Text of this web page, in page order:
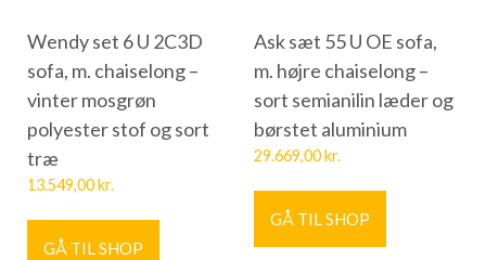
Wendy set 6 U 2C3D
sofa, m. chaiselong –
vinter mosgrøn
polyester stof og sort
træ
13.549,00kr.
GÅ TIL SHOP
Ask sæt 55 U OE sofa,
m. højre chaiselong –
sort semianilin læder og
børstet aluminium
29.669,00kr.
GÅ TIL SHOP